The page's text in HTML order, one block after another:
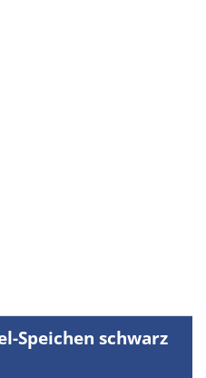
Speichen schwarz